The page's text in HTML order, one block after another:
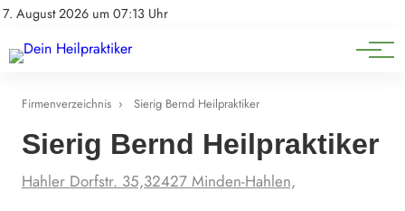
7. August 2026 um 07:13 Uhr
Impressum
Natürliche Medizin
Heilpflanzen & Kräuterkunde
Firmenverzeichnis › Sierig Bernd Heilpraktiker
Sierig Bernd Heilpraktiker
Hahler Dorfstr. 35,32427 Minden-Hahlen,